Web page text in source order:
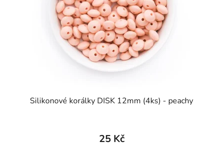
Silikonové korálky DISK 12mm (4ks) - peachy
25 Kč